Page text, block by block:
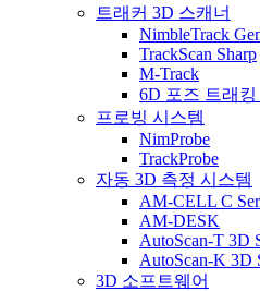
트래커 3D 스캐너
NimbleTrack
TrackScan Sharp
M-Track
6D 포즈 트래킹
프로빙 시스템
NimProbe
TrackProbe
자동 3D 측정 시스템
AM-CELL C
AM-DESK
AutoScan-T 3D
AutoScan-K 3D
3D 소프트웨어